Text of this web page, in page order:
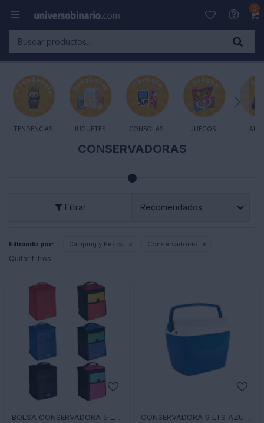
0

TENDENCIAS JUGUETES CONSOLAS JUEGOS
CONSERVADORAS
Recomendados
Filtrando por: Camping y Pesca Conservadoras
Quitar filtros
BOLSA CONSERVADORA 5 LTS COLORES SURTIDOS PLEGABLE 12125003612 - SURTIDOS CONSERVADORA 6 LTS AZUL 30X20,5X24 12125108201 - AZUL